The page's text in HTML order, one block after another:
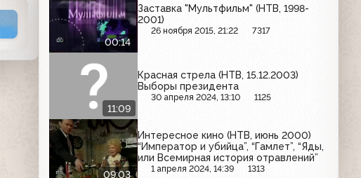
00:14
Заставка "Мультфильм" (НТВ, 1998-
2001)
26 ноября 2015, 21:22 7317
11:09
Красная стрела (НТВ, 15.12.2003)
Выборы президента
30 апреля 2024, 13:10 1125
09:03
Интересное кино (НТВ, июнь 2000)
“Император и убийца”, “Гамлет”, “Яды,
или Всемирная история отравлений”
1 апреля 2024, 14:39 1313